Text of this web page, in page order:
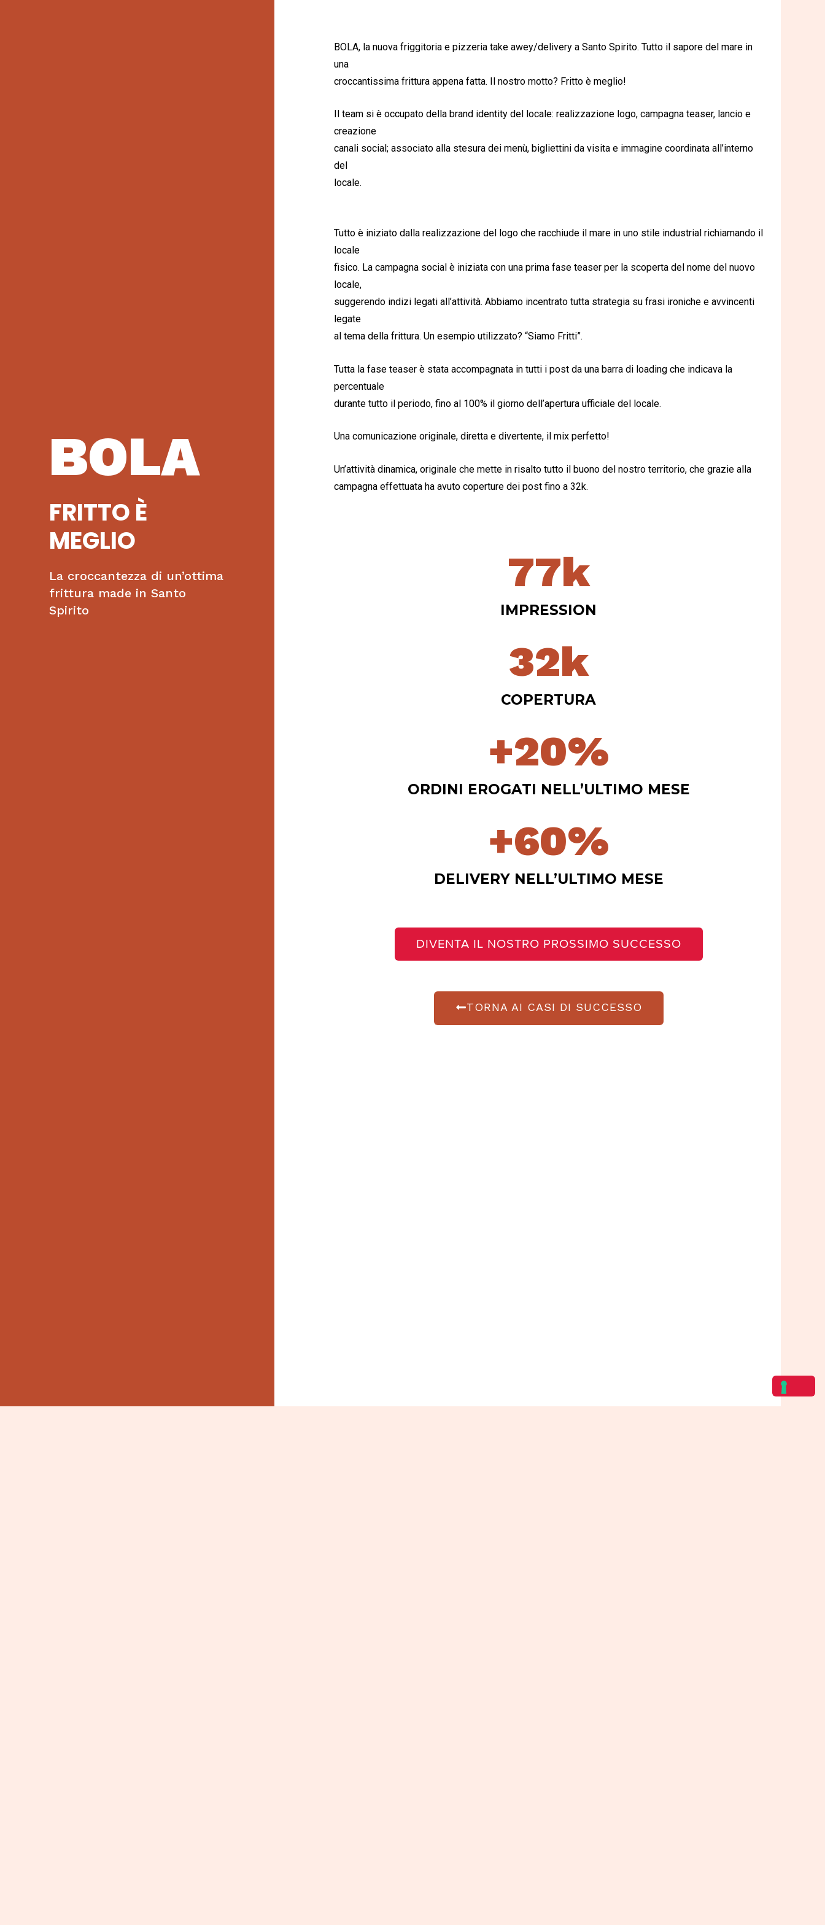
BOLA
FRITTO È
MEGLIO
La croccantezza di un’ottima
frittura made in Santo
Spirito
BOLA, la nuova friggitoria e pizzeria take awey/delivery a Santo Spirito. Tutto il sapore del mare in
una
croccantissima frittura appena fatta. Il nostro motto? Fritto è meglio!
Il team si è occupato della brand identity del locale: realizzazione logo, campagna teaser, lancio e
creazione
canali social; associato alla stesura dei menù, bigliettini da visita e immagine coordinata all’interno
del
locale.
Tutto è iniziato dalla realizzazione del logo che racchiude il mare in uno stile industrial richiamando il
locale
fisico. La campagna social è iniziata con una prima fase teaser per la scoperta del nome del nuovo
locale,
suggerendo indizi legati all’attività. Abbiamo incentrato tutta strategia su frasi ironiche e avvincenti
legate
al tema della frittura. Un esempio utilizzato? “Siamo Fritti”.
Tutta la fase teaser è stata accompagnata in tutti i post da una barra di loading che indicava la
percentuale
durante tutto il periodo, fino al 100% il giorno dell’apertura ufficiale del locale.
Una comunicazione originale, diretta e divertente, il mix perfetto!
Un’attività dinamica, originale che mette in risalto tutto il buono del nostro territorio, che grazie alla
campagna effettuata ha avuto coperture dei post fino a 32k.
IMPRESSION
77k
COPERTURA
32k
ORDINI EROGATI NELL’ULTIMO MESE
+20%
DELIVERY NELL’ULTIMO MESE
+60%
DIVENTA IL NOSTRO PROSSIMO SUCCESSO
TORNA AI CASI DI SUCCESSO